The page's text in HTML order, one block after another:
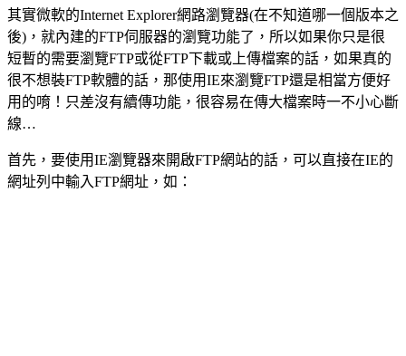
其實微軟的Internet Explorer網路瀏覽器(在不知道哪一個版本之
後)，就內建的FTP伺服器的瀏覽功能了，所以如果你只是很
短暫的需要瀏覽FTP或從FTP下載或上傳檔案的話，如果真的
很不想裝FTP軟體的話，那使用IE來瀏覽FTP還是相當方便好
用的唷！只差沒有續傳功能，很容易在傳大檔案時一不小心斷
線…
首先，要使用IE瀏覽器來開啟FTP網站的話，可以直接在IE的
網址列中輸入FTP網址，如：